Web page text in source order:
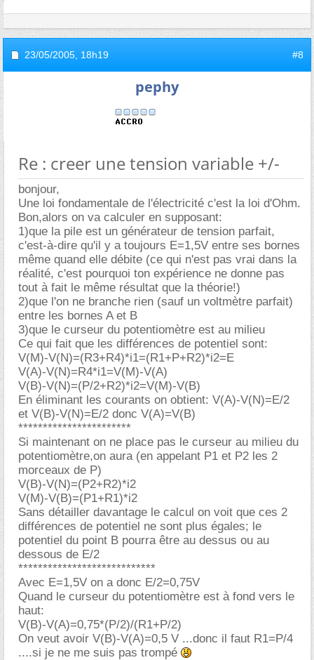
23/05/2005, 18h19 #8
pephy
Re : creer une tension variable +/-
bonjour,
Une loi fondamentale de l'électricité c'est la loi d'Ohm.
Bon,alors on va calculer en supposant:
1)que la pile est un générateur de tension parfait,
c'est-à-dire qu'il y a toujours E=1,5V entre ses bornes
même quand elle débite (ce qui n'est pas vrai dans la
réalité, c'est pourquoi ton expérience ne donne pas
tout à fait le même résultat que la théorie!)
2)que l'on ne branche rien (sauf un voltmètre parfait)
entre les bornes A et B
3)que le curseur du potentiomètre est au milieu
Ce qui fait que les différences de potentiel sont:
V(M)-V(N)=(R3+R4)*i1=(R1+P+R2)*i2=E
V(A)-V(N)=R4*i1=V(M)-V(A)
V(B)-V(N)=(P/2+R2)*i2=V(M)-V(B)
En éliminant les courants on obtient: V(A)-V(N)=E/2
et V(B)-V(N)=E/2 donc V(A)=V(B)
***********************
Si maintenant on ne place pas le curseur au milieu du
potentiomètre,on aura (en appelant P1 et P2 les 2
morceaux de P)
V(B)-V(N)=(P2+R2)*i2
V(M)-V(B)=(P1+R1)*i2
Sans détailler davantage le calcul on voit que ces 2
différences de potentiel ne sont plus égales; le
potentiel du point B pourra être au dessus ou au
dessous de E/2
****************************
Avec E=1,5V on a donc E/2=0,75V
Quand le curseur du potentiomètre est à fond vers le
haut:
V(B)-V(A)=0,75*(P/2)/(R1+P/2)
On veut avoir V(B)-V(A)=0,5 V ...donc il faut R1=P/4
....si je ne me suis pas trompé